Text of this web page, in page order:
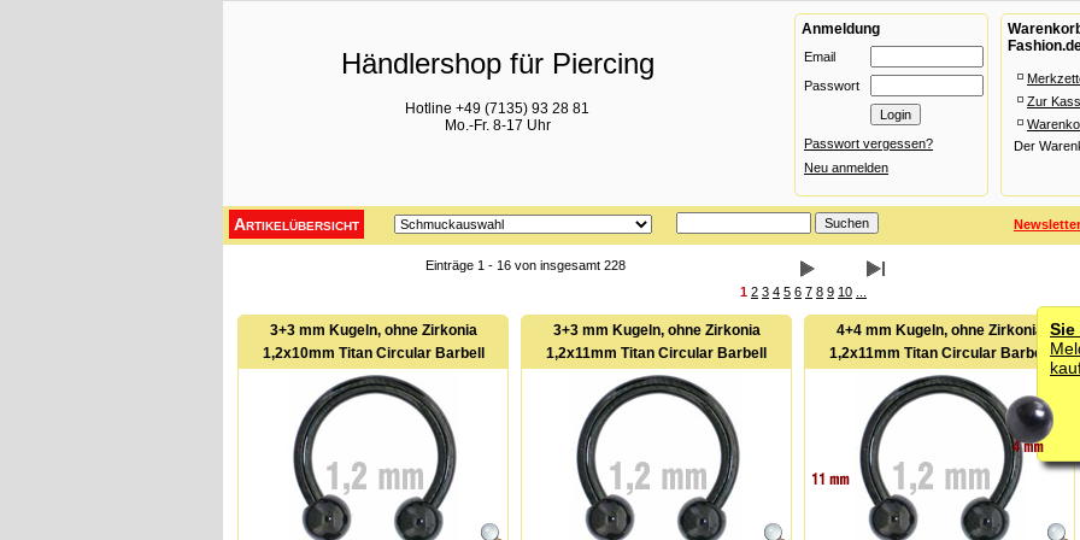
Händlershop für Piercing
Hotline +49 (7135) 93 28 81
Mo.-Fr. 8-17 Uhr
Zur
Der
Anmeldung
Email
Passwort
Passwort vergessen?
Neu anmelden
Sie
Artikelübersicht Newsletter
Einträge 1 - 16 von insgesamt 228
1 2 3 4 5 6 7 8 9 10
3+3 mm Kugeln, ohne Zirkonia
1,2x10mm Titan Circular Barbell
3+3 mm Kugeln, ohne Zirkonia
1,2x11mm Titan Circular Barbell
4+4 mm Kugeln, ohne Zirkonia
1,2x11mm Titan Circular Barbell